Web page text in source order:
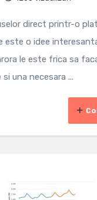
direct printr-o
este o idee
le este frica sa
una necesara ...